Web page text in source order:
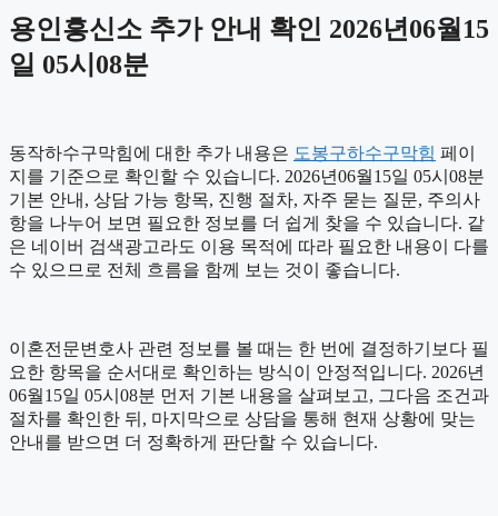
용인흥신소 추가 안내 확인 2026년06월15
일 05시08분
동작하수구막힘에 대한 추가 내용은 도봉구하수구막힘 페이
지를 기준으로 확인할 수 있습니다. 2026년06월15일 05시08분
기본 안내, 상담 가능 항목, 진행 절차, 자주 묻는 질문, 주의사
항을 나누어 보면 필요한 정보를 더 쉽게 찾을 수 있습니다. 같
은 네이버 검색광고라도 이용 목적에 따라 필요한 내용이 다를
수 있으므로 전체 흐름을 함께 보는 것이 좋습니다.
이혼전문변호사 관련 정보를 볼 때는 한 번에 결정하기보다 필
요한 항목을 순서대로 확인하는 방식이 안정적입니다. 2026년
06월15일 05시08분 먼저 기본 내용을 살펴보고, 그다음 조건과
절차를 확인한 뒤, 마지막으로 상담을 통해 현재 상황에 맞는
안내를 받으면 더 정확하게 판단할 수 있습니다.